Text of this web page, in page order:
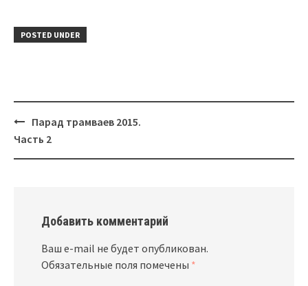
POSTED UNDER
Post
navigation
Парад трамваев 2015.
Часть 2
Добавить комментарий
Ваш e-mail не будет опубликован.
Обязательные поля помечены *